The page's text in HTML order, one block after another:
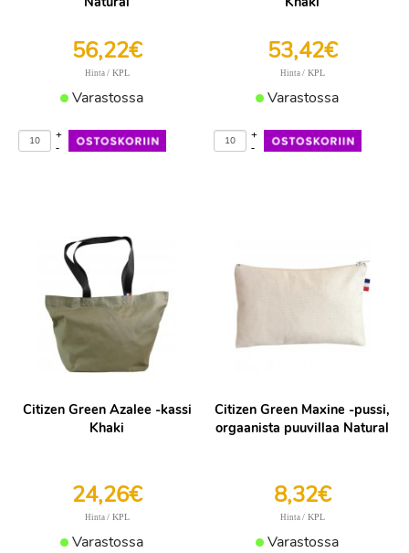
56,22€
Hinta / KPL
Varastossa
-
+
53,42€
Hinta / KPL
Varastossa
-
+
Citizen Green Azalee -kassi
Khaki
24,26€
Hinta / KPL
Varastossa
Citizen Green Maxine -pussi,
orgaanista puuvillaa Natural
8,32€
Hinta / KPL
Varastossa